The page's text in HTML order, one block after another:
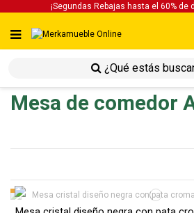
¡Segundas Rebajas hasta el 60% de
mesas mesa de comedor
Mesa de comedor